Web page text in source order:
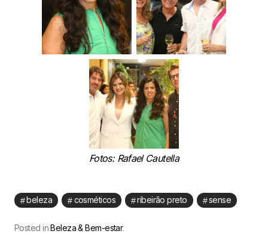
Fotos: Rafael Cautella
beleza cosméticos ribeirão preto sense
Posted inBeleza & Bem-estar.